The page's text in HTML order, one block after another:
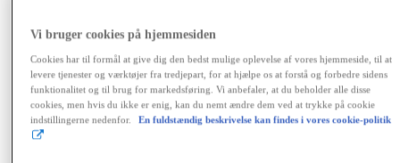
42.468,64. I alt tilbagebetales kr. 198.368,64. Positiv
kreditgodkendelse og ingen registrering hos RKI
forudsættes. Kaskoforsikring er obligatorisk. Der er
fortrydelsesret på lånet. Ingen løbende mdl. gebyrer ved
betaling via en automatisk betalingstjeneste. Vi tager
forbehold for fejl, prisændringer og renteforhøjelser.
Vi bruger cookies på hjemmesiden
Cookies har til formål at give dig den bedst mulige oplevelse af vores hjemmeside, til at
levere tjenester og værktøjer fra tredjepart, for at hjælpe os at forstå og forbedre sidens
funktionalitet og til brug for markedsføring. Vi anbefaler, at du beholder alle disse
cookies, men hvis du ikke er enig, kan du nemt ændre dem ved at trykke på cookie
indstillingerne nedenfor.
En fuldstændig beskrivelse kan findes i vores cookie-politik